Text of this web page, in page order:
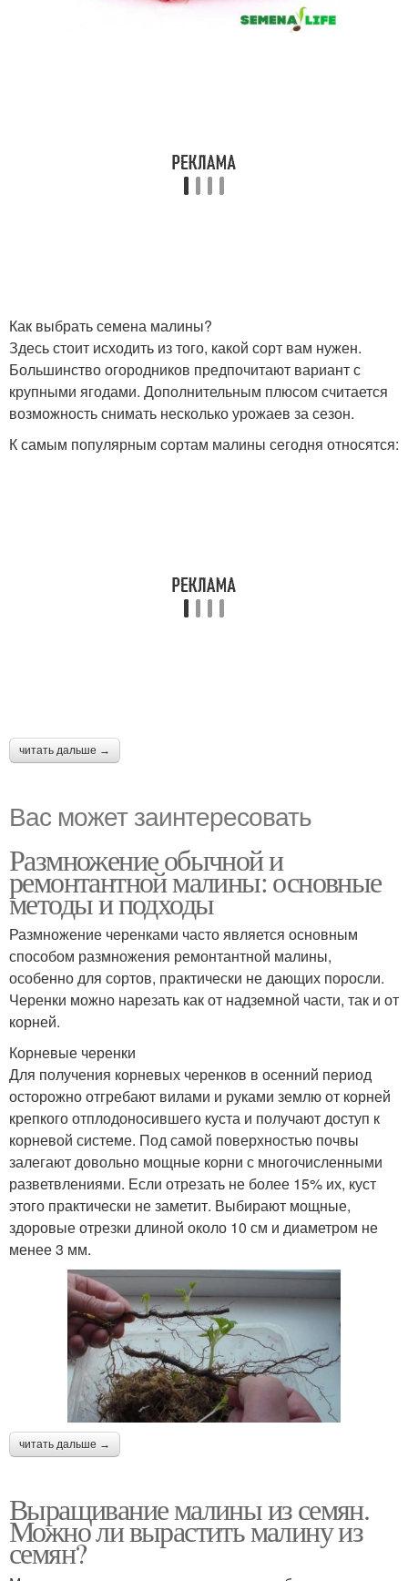
Как выбрать семена малины?
Здесь стоит исходить из того, какой сорт вам нужен.
Большинство огородников предпочитают вариант с
крупными ягодами. Дополнительным плюсом считается
возможность снимать несколько урожаев за сезон.
К самым популярным сортам малины сегодня относятся:
читать дальше →
Вас может заинтересовать
Размножение обычной и
ремонтантной малины: основные
методы и подходы
Размножение черенками часто является основным
способом размножения ремонтантной малины,
особенно для сортов, практически не дающих поросли.
Черенки можно нарезать как от надземной части, так и от
корней.
Корневые черенки
Для получения корневых черенков в осенний период
осторожно отгребают вилами и руками землю от корней
крепкого отплодоносившего куста и получают доступ к
корневой системе. Под самой поверхностью почвы
залегают довольно мощные корни с многочисленными
разветвлениями. Если отрезать не более 15% их, куст
этого практически не заметит. Выбирают мощные,
здоровые отрезки длиной около 10 см и диаметром не
менее 3 мм.
читать дальше →
Выращивание малины из семян.
Можно ли вырастить малину из
семян?